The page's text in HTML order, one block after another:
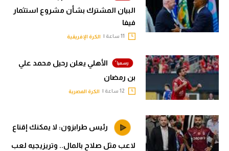
البيان المشترك بشأن مشروع استثمار
فيفا
الكرة الإفريقية
الأهلي يعلن رحيل محمد علي
بن رمضان
الكرة المصرية
رئيس طرابزون: لا يمكنك إقناع
لاعب مثل صلاح بالمال.. وتريزيجيه لعب